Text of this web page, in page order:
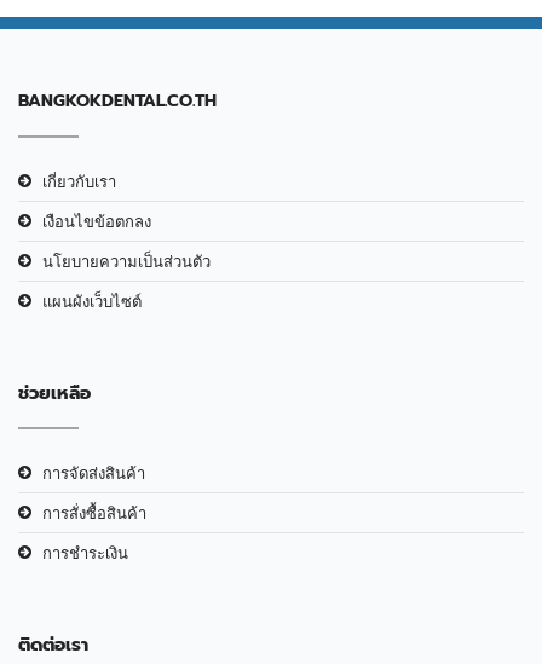
BANGKOKDENTAL.CO.TH
เกี่ยวกับเรา
เงือนไขข้อตกลง
นโยบายความเป็นส่วนตัว
แผนผังเว็บไซต์
ช่วยเหลือ
การจัดส่งสินค้า
การสั่งซื้อสินค้า
การชำระเงิน
ติดต่อเรา